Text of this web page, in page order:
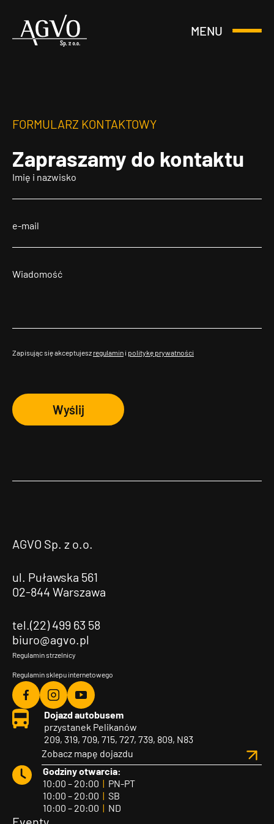
Header
MENU
Otwórz
FORMULARZ KONTAKTOWY
Zapraszamy do kontaktu
Zapisując się akceptujesz regulamin i politykę prywatności
Wyślij
AGVO Sp. z o.o.
ul. Puławska 561
02-844 Warszawa
tel.(22) 499 63 58
biuro@agvo.pl
Regulamin strzelnicy
Regulamin sklepu internetowego
Agvo
Facebook
Agvo
Instagram
Agvo
YouTube
Dojazd autobusem
przystanek Pelikanów
209, 319, 709, 715, 727, 739, 809, N83
Zobacz mapę dojazdu
Godziny otwarcia:
10:00 – 20:00 | PN-PT
10:00 – 20:00 | SB
10:00 – 20:00 | ND